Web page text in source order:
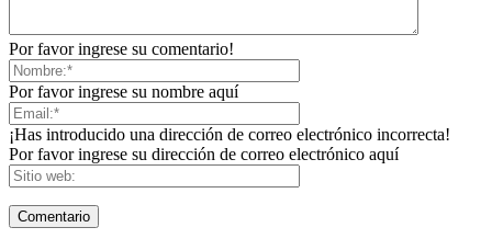
Por favor ingrese su comentario!
Por favor ingrese su nombre aquí
¡Has introducido una dirección de correo electrónico incorrecta!
Por favor ingrese su dirección de correo electrónico aquí